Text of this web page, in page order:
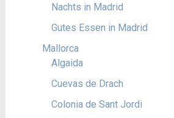
Nachts in Madrid
Gutes Essen in Madrid
Mallorca
Algaida
Cuevas de Drach
Colonia de Sant Jordi